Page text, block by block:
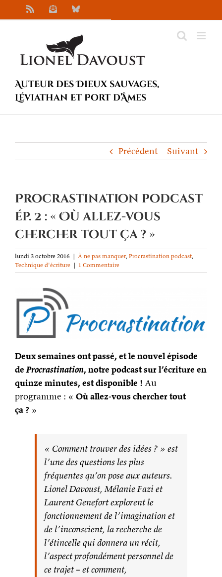
au
NewsletterBluesky
Auteur des Dieux sauvages,
Léviathan et Port d’Âmes
Précédent Suivant
Procrastination podcast
ép. 2 : « Où allez-vous
chercher tout ça ? »
lundi 3 octobre 2016 | À ne pas manquer, Procrastination podcast,
Technique d'écriture | 1 Commentaire
Deux semaines ont passé, et le nouvel épisode
deProcrastination, notre podcast sur l’écriture en
quinze minutes, est disponible ! Au
programme : « Où allez-vous chercher tout
ça ? »
« Comment trouver des idées ? » est
l’une des questions les plus
fréquentes qu’on pose aux auteurs.
Lionel Davoust, Mélanie Fazi et
Laurent Genefort explorent le
fonctionnement de l’imagination et
de l’inconscient, la recherche de
l’étincelle qui donnera un récit,
l’aspect profondément personnel de
ce trajet – et comment,